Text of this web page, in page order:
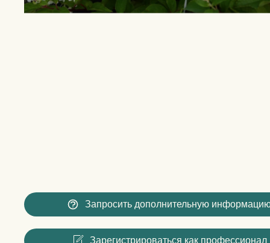
Запросить дополнительную
Зарегистрироваться как профессионал